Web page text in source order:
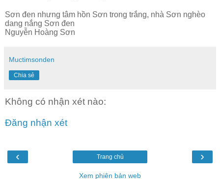
Sơn đen nhưng tâm hồn Sơn trong trắng, nhà Sơn nghèo
dang nắng Sơn đen
Nguyễn Hoàng Sơn
Muctimsonden
Chia sẻ
Không có nhận xét nào:
Đăng nhận xét
‹ ›
Trang chủ
Xem phiên bản web